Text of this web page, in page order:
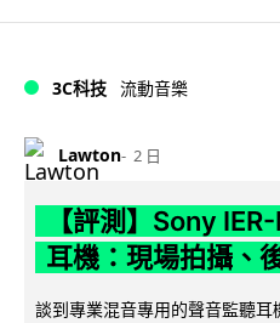
3C科技 流動音樂
Lawton 2 日
【評測】Sony
耳機：現場拍攝、
談到專業混音專用的聲音監聽